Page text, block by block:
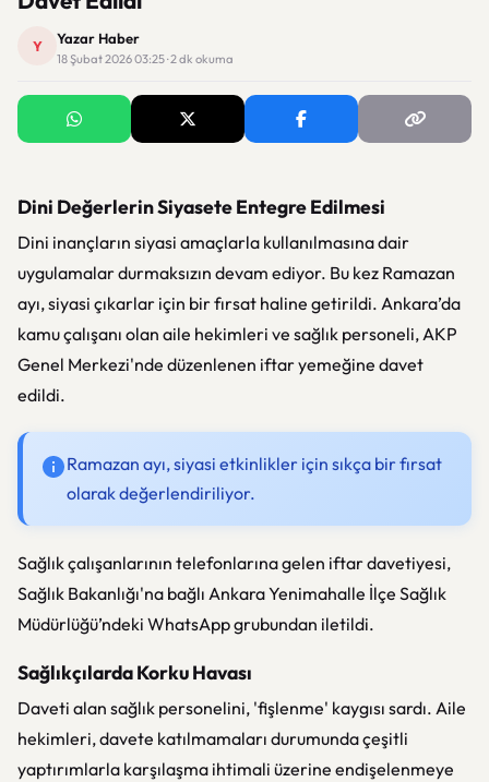
Y Yazar Haber
18 Şubat 2026 03:25 · 2 dk okuma
Dini Değerlerin Siyasete Entegre Edilmesi
Dini inançların siyasi amaçlarla kullanılmasına dair
uygulamalar durmaksızın devam ediyor. Bu kez Ramazan
ayı, siyasi çıkarlar için bir fırsat haline getirildi. Ankara’da
kamu çalışanı olan aile hekimleri ve sağlık personeli, AKP
Genel Merkezi'nde düzenlenen iftar yemeğine davet
edildi.
Ramazan ayı, siyasi etkinlikler için sıkça bir fırsat
olarak değerlendiriliyor.
Sağlık çalışanlarının telefonlarına gelen iftar davetiyesi,
Sağlık Bakanlığı'na bağlı Ankara Yenimahalle İlçe Sağlık
Müdürlüğü’ndeki WhatsApp grubundan iletildi.
Sağlıkçılarda Korku Havası
Daveti alan sağlık personelini, 'fişlenme' kaygısı sardı. Aile
hekimleri, davete katılmamaları durumunda çeşitli
yaptırımlarla karşılaşma ihtimali üzerine endişelenmeye